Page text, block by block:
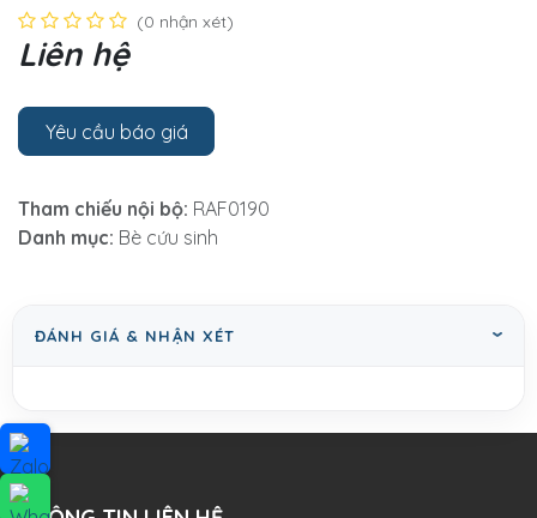
(0 nhận xét)
Liên hệ
Yêu cầu báo giá
Tham chiếu nội bộ: RAF0190
Danh mục: Bè cứu sinh
ĐÁNH GIÁ & NHẬN XÉT